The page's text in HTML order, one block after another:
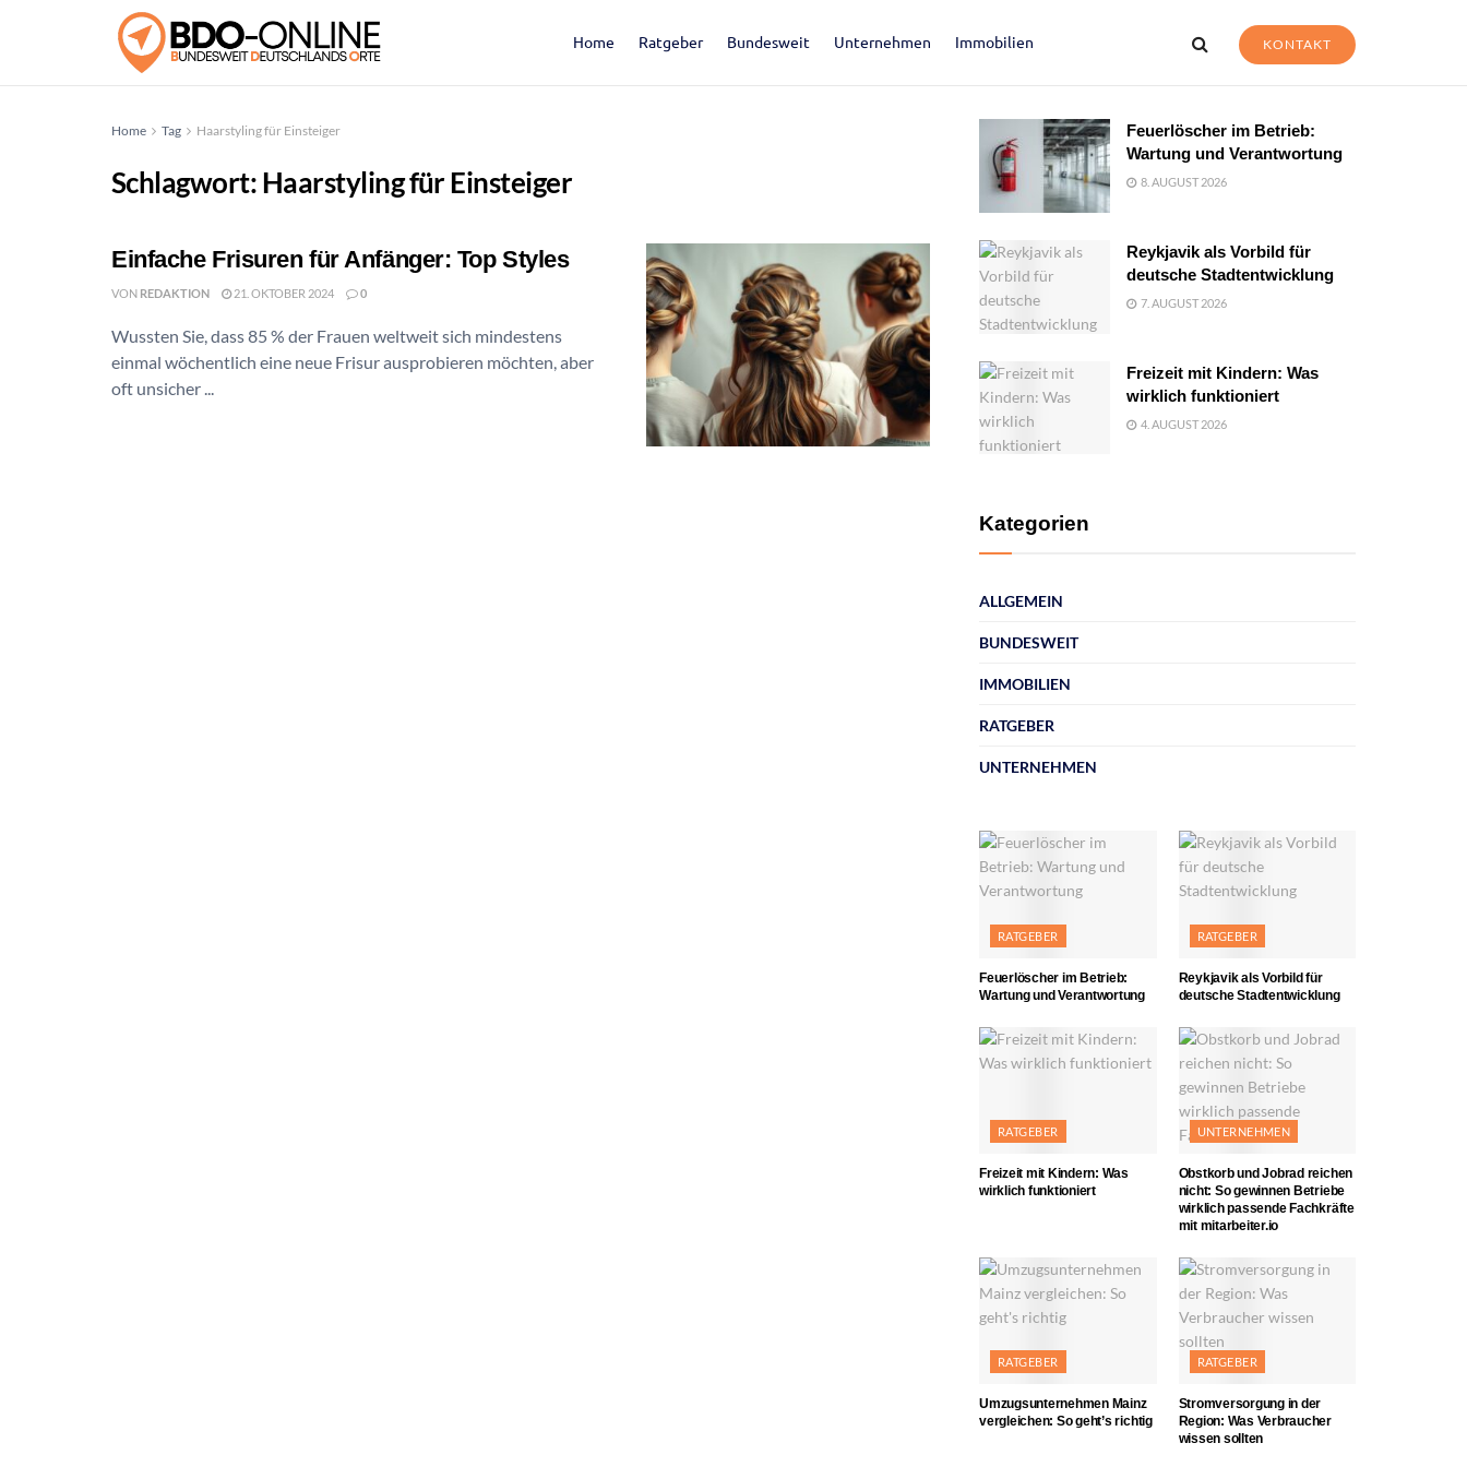
Home Ratgeber Bundesweit Unternehmen Immobilien KONTAKT
Home Tag Haarstyling für Einsteiger
Schlagwort:Haarstyling für Einsteiger
Einfache Frisuren für Anfänger: Top Styles
VON REDAKTION 21. OKTOBER 2024 0
Wussten Sie, dass 85 % der Frauen weltweit sich mindestens
einmal wöchentlich eine neue Frisur ausprobieren möchten, aber
oft unsicher ...
Feuerlöscher im Betrieb:
Wartung und Verantwortung
8. AUGUST 2026
Reykjavik als Vorbild für
deutsche Stadtentwicklung
7. AUGUST 2026
Freizeit mit Kindern: Was
wirklich funktioniert
4. AUGUST 2026
Kategorien
ALLGEMEIN
BUNDESWEIT
IMMOBILIEN
RATGEBER
UNTERNEHMEN
RATGEBER
Feuerlöscher im Betrieb:
Wartung und Verantwortung
RATGEBER
Reykjavik als Vorbild für
deutsche Stadtentwicklung
RATGEBER
Freizeit mit Kindern: Was
wirklich funktioniert
UNTERNEHMEN
Obstkorb und Jobrad reichen
nicht: So gewinnen Betriebe
wirklich passende Fachkräfte
mit mitarbeiter.io
RATGEBER
Umzugsunternehmen Mainz
vergleichen: So geht’s richtig
RATGEBER
Stromversorgung in der
Region: Was Verbraucher
wissen sollten